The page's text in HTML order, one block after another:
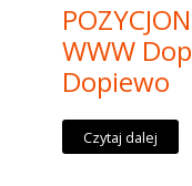
WWW
Dopiewo
Czytaj dalej